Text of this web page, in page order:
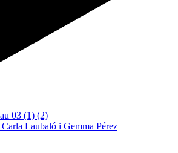
Laubaló i Gemma Pérez